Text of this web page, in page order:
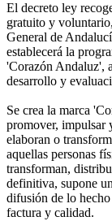
El decreto ley
gratuito y
General de
establecerá la
'Corazón Andaluz',
desarrollo y
Se crea la marca
promover, impulsar
elaboran o
aquellas personas
transforman,
definitiva, supone
difusión de lo
factura y calidad.